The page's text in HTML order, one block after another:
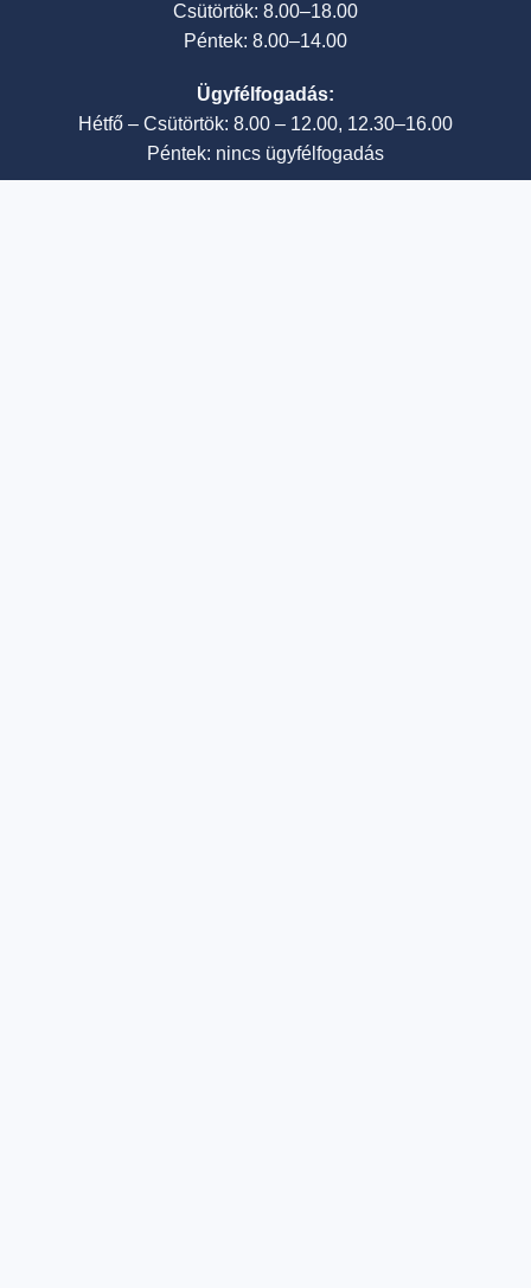
Csütörtök: 8.00–18.00
Péntek: 8.00–14.00
Ügyfélfogadás:
Hétfő – Csütörtök: 8.00 – 12.00, 12.30–16.00
Péntek: nincs ügyfélfogadás